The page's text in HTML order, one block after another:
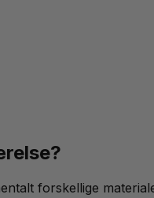
forskellige